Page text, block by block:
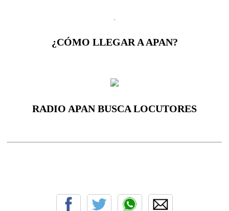
¿CÓMO LLEGAR A APAN?
RADIO APAN BUSCA LOCUTORES